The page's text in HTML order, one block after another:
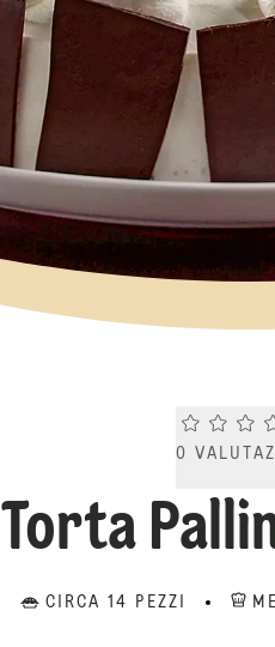
0
Torta
CIRCA 14 PEZZI